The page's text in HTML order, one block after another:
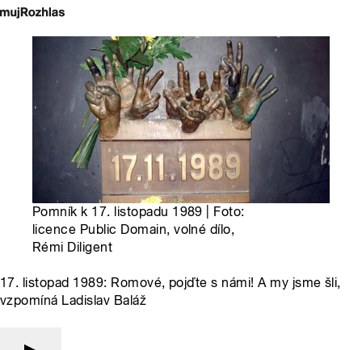
Pomník k 17. listopadu 1989 | Foto:
licence Public Domain, volné dílo,
Rémi Diligent
17. listopad 1989: Romové, pojďte s námi! A my jsme šli,
vzpomíná Ladislav Baláž